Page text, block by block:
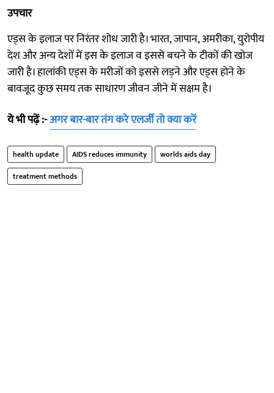
उपचार
एड्स के इलाज पर निरंतर शोध जारी है। भारत, जापान, अमरीका, युरोपीय
देश और अन्य देशों में इस के इलाज व इससे बचने के टीकों की खोज
जारी है। हालांकी एड्स के मरीजों को इससे लड़ने और एड्स होने के
बावजूद कुछ समय तक साधारण जीवन जीने में सक्षम है।
ये भी पढ़ें :-अगर बार-बार तंग करे एलर्जी तो क्या करें
health update AIDS reduces immunity
worlds aids day
treatment methods